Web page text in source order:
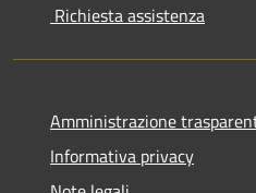
Richiesta assistenza
Amministrazione
Informativa privacy